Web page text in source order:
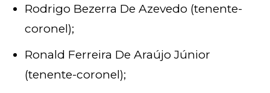
Rodrigo Bezerra De Azevedo (tenente-
coronel);
Ronald Ferreira De Araújo Júnior
(tenente-coronel);